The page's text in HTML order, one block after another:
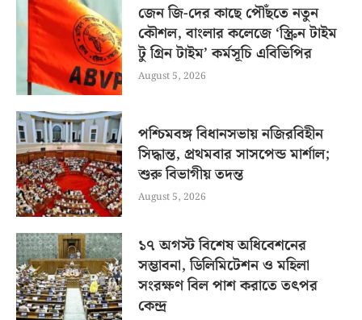
জেন জি-দের কাছে পৌঁছতে নতুন
কৌশল, বাংলার কলেজে ‘স্ক্রিন টাইম
টু গ্রিন টাইম’ কর্মসূচি এবিভিপির
August 5, 2026
পশ্চিমবঙ্গ বিধানসভায় নজিরবিহীন
সিদ্ধান্ত, প্রথমবার সাসপেন্ড মার্শাল;
শুরু বিভাগীয় তদন্ত
August 5, 2026
১৭ অগস্ট বিশেষ অধিবেশনের
সম্ভাবনা, ডিলিমিটেশন ও মহিলা
সংরক্ষণ বিল পাশ করাতে তৎপর
কেন্দ্র